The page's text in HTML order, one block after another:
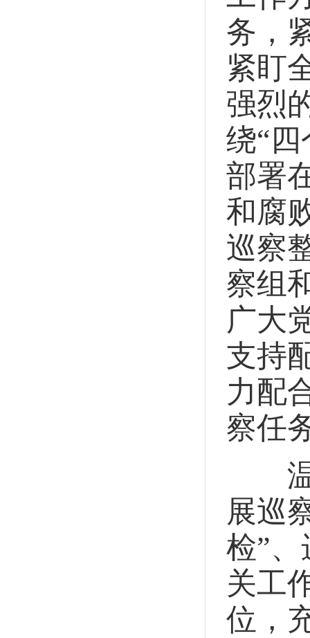
务，
紧盯
强烈
绕“
部署
和腐
巡察
察组
广大
支持
力配
察任
温
展巡
检”
关工
位，